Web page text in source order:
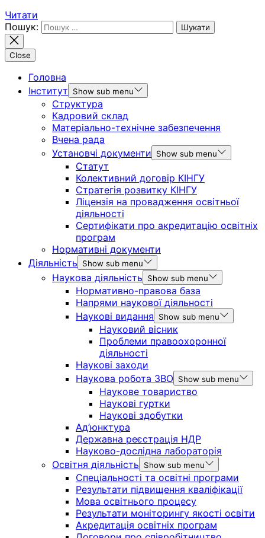
Читати
Пошук:
Close
Головна
Інститут
Show sub menu
Структура
Кадровий склад
Матеріально-технічне забезпечення
Вчена рада
Установчі документи
Show sub menu
Статут
Колективний договір КІНГУ
Стратегія розвитку КІНГУ
Ліцензія на провадження освітньої
діяльності
Сертифікати про акредитацію освітніх
програм
Нормативні документи
Діяльність
Show sub menu
Наукова діяльність Show sub menu
Нормативно-правова база
Напрями наукової діяльності
Наукові видання
Show sub menu
Науковий вісник
Проблеми правоохоронної
діяльності
Наукові заходи
Наукова робота ЗВО Show sub menu
Наукове товариство
Наукові гуртки
Наукові здобутки
Ад’юнктура
Державна реєстрація НДР
Науково-дослідна лабораторія
Освітня діяльність
Show sub menu
Спеціальності та освітні програми
Результати підвищення кваліфікації
Мова освітнього процесу
Результати моніторингу якості освіти
Акредитація освітніх програм